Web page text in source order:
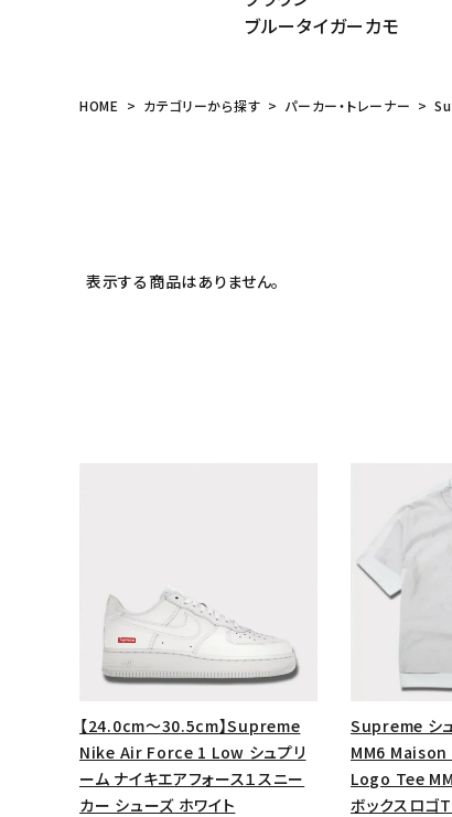
ブルータイガーカモ
HOME カテゴリーから探す パーカー・トレーナー
表示する商品はありません。
【24.0cm～30.5cm】Supreme
Nike Air Force 1 Low シュプリ
ーム ナイキエアフォース１スニー
カー シューズ ホワイト
Supreme シ
MM6
Logo Tee
ボックスロゴ